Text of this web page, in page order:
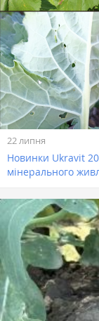
22 липня
Новинки Ukravit
мінерального